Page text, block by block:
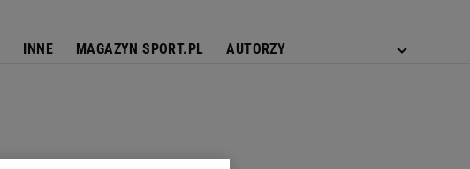
INNE MAGAZYN SPORT.PL AUTORZY